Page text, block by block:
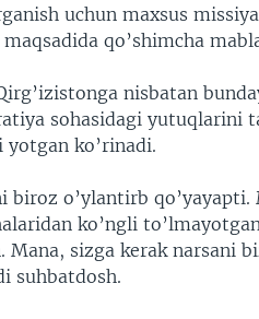
uchun maxsus
qo’shimcha
nisbatan
sohasidagi yutuqlarini
yotgan ko’rinadi.
o’ylantirb qo’yayapti.
ko’ngli
sizga kerak narsani
suhbatdosh.